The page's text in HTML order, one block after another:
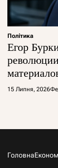
Політика
Егор
15 Липня, 2026
Головна